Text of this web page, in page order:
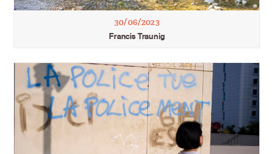
30/06/2023
Francis Traunig